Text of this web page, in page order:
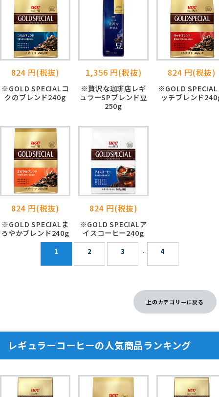
824 円(税抜)
※GOLD SPECIALコ
クのブレンド240g
1,356 円(税抜)
※贅沢な珈琲店レギ
ュラーSPブレンド豆
250g
824 円(税抜)
※GOLD
ッチブレンド
824 円(税抜)
※GOLD SPECIALま
ろやかブレンド240g
824 円(税抜)
※GOLD SPECIALア
イスコーヒー240g
1 2 3 … 4
上のカテゴリーに戻る
レギュラーコーヒーの人気商品ランキング